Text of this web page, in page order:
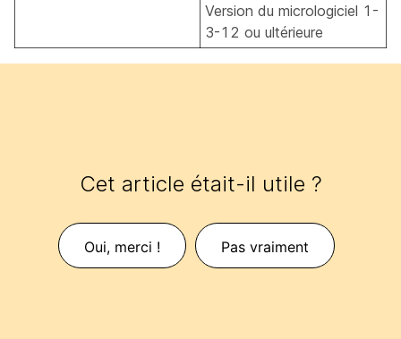
Version du micrologiciel 1-
3-12 ou ultérieure
Cet article était-il utile ?
Oui, merci ! Pas vraiment